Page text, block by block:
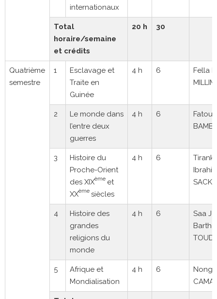
internationaux
Total
horaire/semaine
et crédits
20 h 30
Quatrième
semestre
1
Esclavage et
Traite en
Guinée
4 h 6
Fella
2
Le monde dans
l’entre deux
guerres
4 h 6
3
Histoire du
Proche-Orient
des XIXème et
XXème siècles
4 h 6
SACKO
4
Histoire des
grandes
religions du
monde
4 h 6
Saa
5
Afrique et
Mondialisation
4 h 6
Nongo